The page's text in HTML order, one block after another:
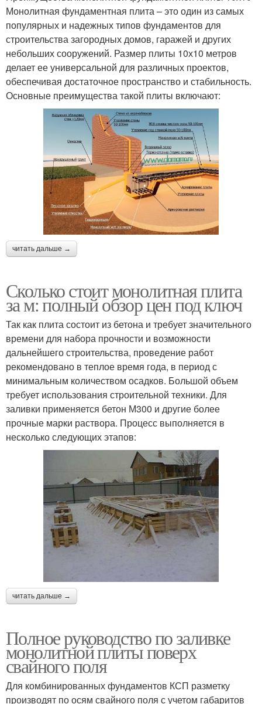
Монолитная фундаментная плита – это один из самых
популярных и надежных типов фундаментов для
строительства загородных домов, гаражей и других
небольших сооружений. Размер плиты 10х10 метров
делает ее универсальной для различных проектов,
обеспечивая достаточное пространство и стабильность.
Основные преимущества такой плиты включают:
читать дальше →
Сколько стоит монолитная плита
за м: полный обзор цен под ключ
Так как плита состоит из бетона и требует значительного
времени для набора прочности и возможности
дальнейшего строительства, проведение работ
рекомендовано в теплое время года, в период с
минимальным количеством осадков. Большой объем
требует использования строительной техники. Для
заливки применяется бетон М300 и другие более
прочные марки раствора. Процесс выполняется в
несколько следующих этапов:
читать дальше →
Полное руководство по заливке
монолитной плиты поверх
свайного поля
Для комбинированных фундаментов КСП разметку
производят по осям свайного поля с учетом габаритов